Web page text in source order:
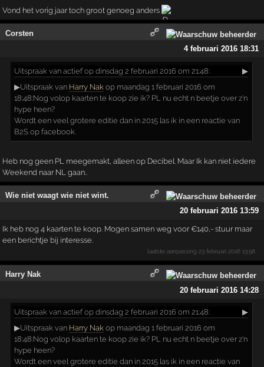
Vond het vorig jaar toch groot genoeg anders
Corsten
4 februari 2016 18:31
Uitspraak van actief op dinsdag 2 februari 2016 om 21:48:
▶
▶Uitspraak van Harry Nak op maandag 1 februari 2016 om
18:48:Nog volop kaarten te koop zie ik? PL nu echt n beetje over z'n
hype heen?
Wordt een veel grotere editie dan in 2015 las ik in een reactie van
B2S op facebook.
Heb nog geen PL meegemakt, alleen op Decibel. Maar Ik kan niet iedere
Weekend naar NL gaan..
Wie niet waagt wie niet wint.
20 februari 2016 13:59
Ik heb nog 4 kaarten te koop. Mogen samen weg voor €140,- stuur maar
een berichtje bij interesse.
laatste aanpassing 23 februari 2016 13:58
Harry Nak
20 februari 2016 14:28
Uitspraak van actief op dinsdag 2 februari 2016 om 21:48:
▶
▶Uitspraak van Harry Nak op maandag 1 februari 2016 om
18:48:Nog volop kaarten te koop zie ik? PL nu echt n beetje over z'n
hype heen?
Wordt een veel grotere editie dan in 2015 las ik in een reactie van